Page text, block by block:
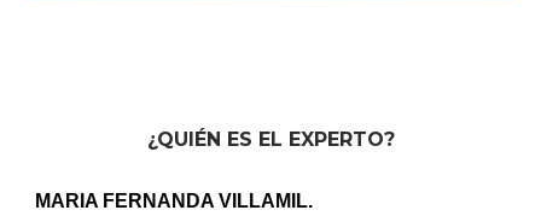
¿QUIÉN ES EL EXPERTO?
MARIA FERNANDA VILLAMIL.